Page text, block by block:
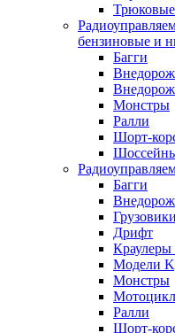
бензиновые и
Багги
Монстры
Ралли
Шорт-
Багги
Дрифт
Краулеры
Модели
Монстры
Ралли
Шорт-